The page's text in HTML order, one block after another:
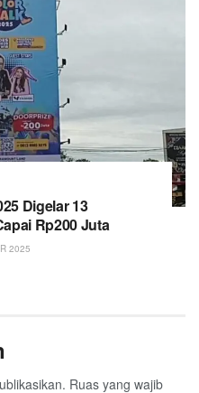
Digelar 13
Rp200 Juta
2025
Ruas yang wajib